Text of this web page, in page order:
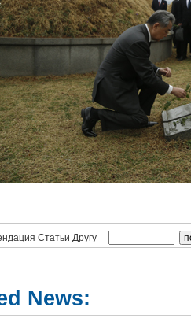
Статьи Другу
News: